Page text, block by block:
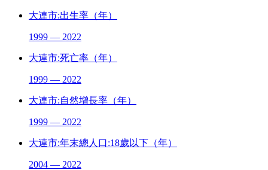
大連市:出生率（年）
1999 — 2022
大連市:死亡率（年）
1999 — 2022
大連市:自然增長率（年）
1999 — 2022
大連市:年末總人口:18歲以下（年）
2004 — 2022